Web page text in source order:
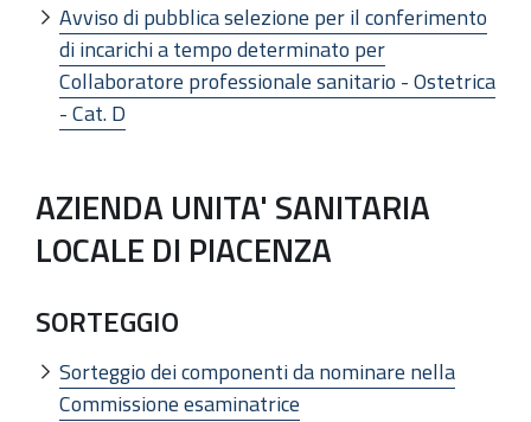
Avviso di pubblica selezione per il conferimento
di incarichi a tempo determinato per
Collaboratore professionale sanitario - Ostetrica
- Cat. D
AZIENDA UNITA' SANITARIA
LOCALE DI PIACENZA
SORTEGGIO
Sorteggio dei componenti da nominare nella
Commissione esaminatrice